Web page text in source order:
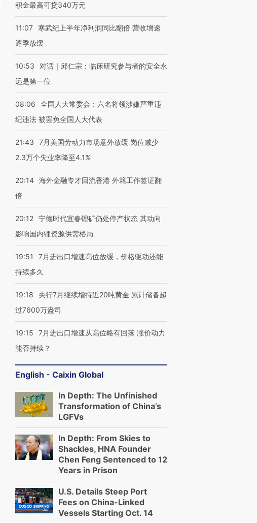
积金最高可贷340万元
11:07
寒武纪上半年净利润同比翻倍 营收增速
逐季放缓
10:53
对话｜邱仁宗：临床研究参与者的安全永
远是第一位
08:06
全国人大常委会：六名将领涉嫌严重违
纪违法 被罢免全国人大代表
21:43
7月美国劳动力市场意外放缓 岗位减少
2.3万个失业率降至4.1%
20:14 海外金融专才回流香港 外籍工作签证翻
倍
20:12 宁德时代宜春锂矿仍处停产状态 其动向
影响国内锂资源供需格局
19:51
7月进出口增速高位放缓，价格驱动还能
持续多久
19:18
央行7月继续增持近20吨黄金 累计储备超
过7600万盎司
19:15
7月进出口增速从高位略有回落 涨价动力
能否持续？
English - Caixin Global
In Depth: The Unfinished
Transformation of China’s
LGFVs
In Depth: From Skies to
Shackles, HNA Founder
Chen Feng Sentenced to 12
Years in Prison
U.S. Details Steep Port
Fees on China-Linked
Vessels Starting Oct. 14